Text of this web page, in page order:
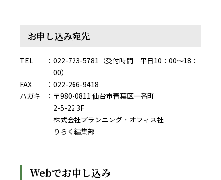
お申し込み宛先
TEL
022-723-5781（受付時間 平日10：00～18：
00）
FAX
022-266-9418
ハガキ
〒980-0811 仙台市青葉区一番町
2-5-22 3F
株式会社プランニング・オフィス社
りらく編集部
Webでお申し込み